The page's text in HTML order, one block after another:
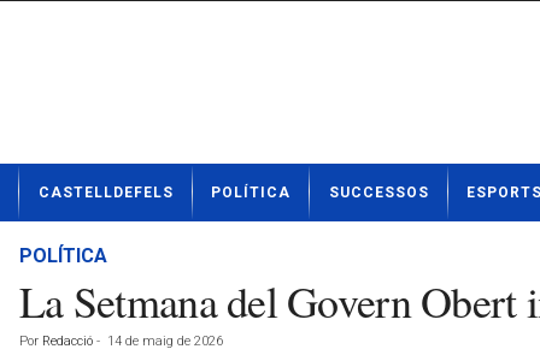
t
CASTELLDEFELS POLÍTICA SUCCESSOS ESPORTS
POLÍTICA
La Setmana del Govern
Por Redacció - 14 de maig de 2026